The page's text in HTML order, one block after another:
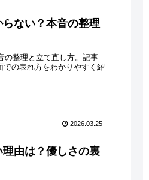
ない？本音の整理
の整理と立て直し方。記事
の表れ方をわかりやすく紹
2026.03.25
由は？優しさの裏